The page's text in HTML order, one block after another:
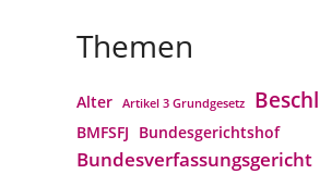
Themen
Alter Artikel 3 Grundgesetz
BMFSFJ Bundesgerichtshof
Bundesverfassungs­gericht